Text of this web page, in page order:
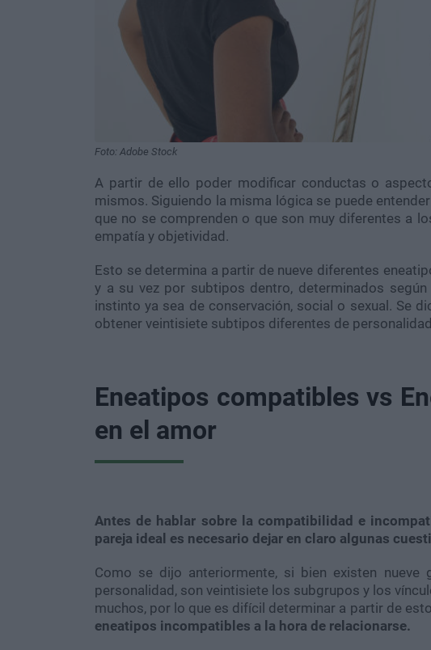
Foto: Adobe Stock
A partir de ello poder modificar conductas o
mismos. Siguiendo la misma lógica se puede
que no se comprenden o que son muy diferentes a
empatía y objetividad.
Esto se determina a partir de nueve diferentes
y a su vez por subtipos dentro, determinados
instinto ya sea de conservación, social o sexual. Se
obtener veintisiete subtipos diferentes de
Eneatipos compatibles vs
en el amor
Antes de hablar sobre la compatibilidad e
pareja ideal es necesario dejar en claro algunas
Como se dijo anteriormente, si bien existen
personalidad, son veintisiete los subgrupos y los
muchos, por lo que es difícil determinar a partir de esto
eneatipos incompatibles a la hora de relacionarse.